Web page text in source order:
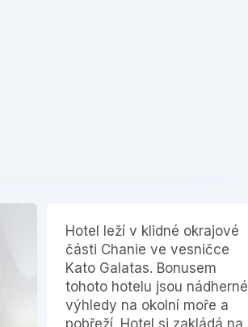
Hotel leží v klidné okrajové
části Chanie ve vesničce
Kato Galatas. Bonusem
tohoto hotelu jsou nádherné
výhledy na okolní moře a